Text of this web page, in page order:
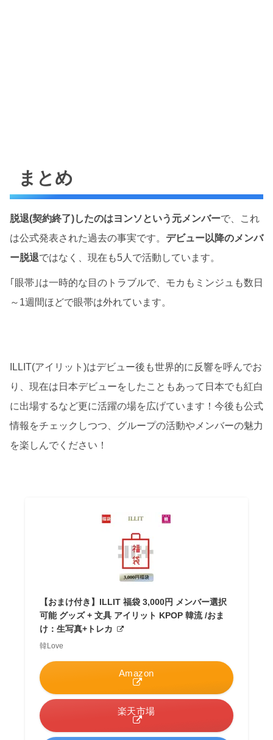
まとめ
脱退(契約終了)したのはヨンソという元メンバーで、これ
は公式発表された過去の事実です。 デビュー以降のメンバ
ー脱退ではなく、現在も5人で活動しています。
｢眼帯｣は一時的な目のトラブルで、モカもミンジュも数日
～1週間ほどで眼帯は外れています。
ILLIT(アイリット)はデビュー後も世界的に反響を呼んでお
り、現在は日本デビューをしたこともあって日本でも紅白
に出場するなど更に活躍の場を広げています！今後も公式
情報をチェックしつつ、グループの活動やメンバーの魅力
を楽しんでください！
【おまけ付き】ILLIT 福袋 3,000円 メンバー選択
可能 グッズ + 文具 アイリット KPOP 韓流 /おま
け：生写真+トレカ
韓Love
Amazon
楽天市場